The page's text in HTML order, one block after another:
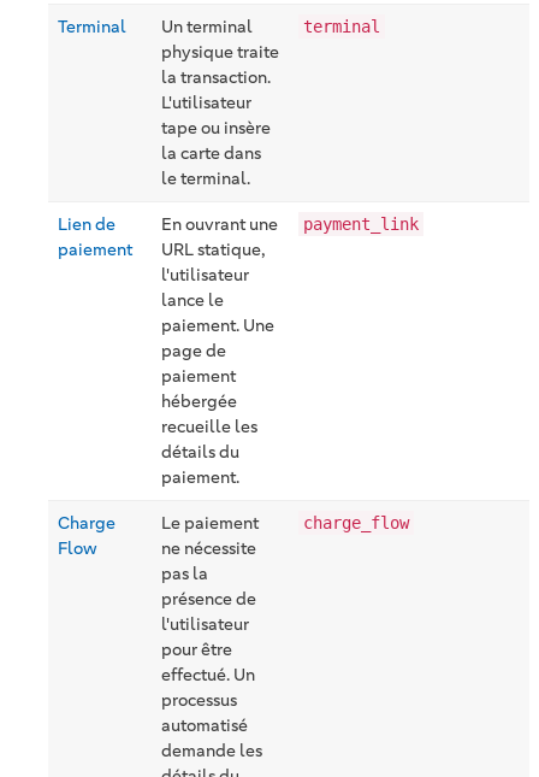
Terminal
Un terminal
physique traite
la transaction.
L'utilisateur
tape ou insère
la carte dans
le terminal.
terminal
Lien de
paiement
En ouvrant une
URL statique,
l'utilisateur
lance le
paiement. Une
page de
paiement
hébergée
recueille les
détails du
paiement.
payment_link
Charge
Flow
Le paiement
ne nécessite
pas la
présence de
l'utilisateur
pour être
effectué. Un
processus
automatisé
demande les
charge_flow